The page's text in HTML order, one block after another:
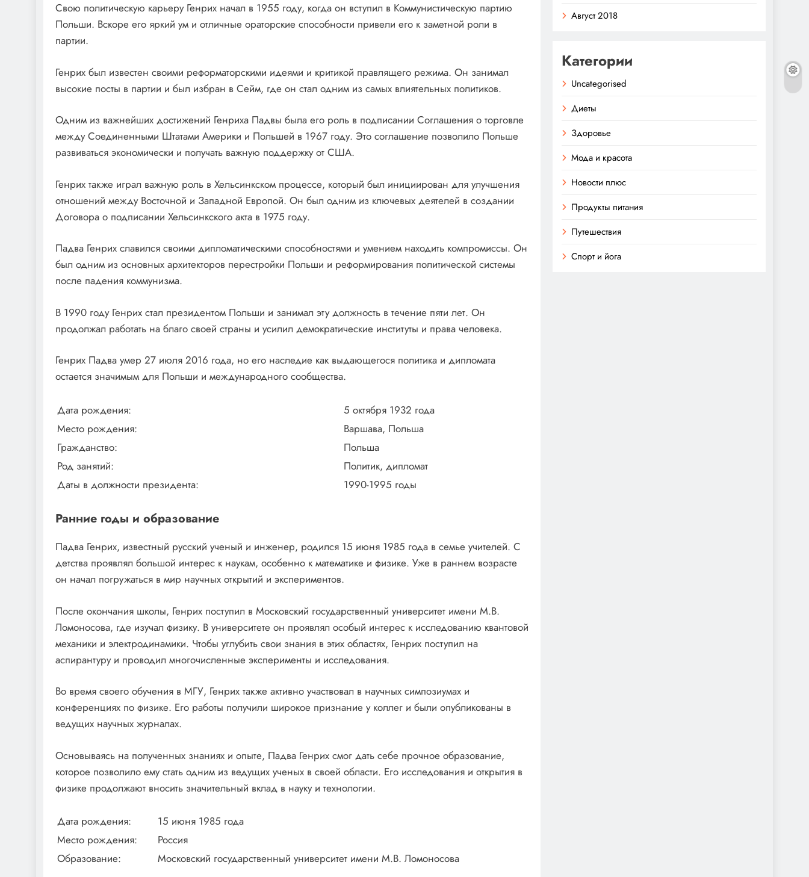
Свою политическую карьеру Генрих начал в 1955 году, когда он вступил в Коммунистическую партию
Польши. Вскоре его яркий ум и отличные ораторские способности привели его к заметной роли в
партии.
Генрих был известен своими реформаторскими идеями и критикой правлящего режима. Он занимал
высокие посты в партии и был избран в Сейм, где он стал одним из самых влиятельных политиков.
Одним из важнейших достижений Генриха Падвы была его роль в подписании Соглашения о торговле
между Соединенными Штатами Америки и Польшей в 1967 году. Это соглашение позволило Польше
развиваться экономически и получать важную поддержку от США.
Генрих также играл важную роль в Хельсинкском процессе, который был инициирован для улучшения
отношений между Восточной и Западной Европой. Он был одним из ключевых деятелей в создании
Договора о подписании Хельсинкского акта в 1975 году.
Падва Генрих славился своими дипломатическими способностями и умением находить компромиссы. Он
был одним из основных архитекторов перестройки Польши и реформирования политической системы
после падения коммунизма.
В 1990 году Генрих стал президентом Польши и занимал эту должность в течение пяти лет. Он
продолжал работать на благо своей страны и усилил демократические институты и права человека.
Генрих Падва умер 27 июля 2016 года, но его наследие как выдающегося политика и дипломата
остается значимым для Польши и международного сообщества.
Дата рождения:
5 октября 1932 года
Место рождения:
Варшава, Польша
Гражданство:
Польша
Род занятий:
Политик, дипломат
Даты в должности президента:
1990-1995 годы
Ранние годы и образование
Падва Генрих, известный русский ученый и инженер, родился 15 июня 1985 года в семье учителей. С
детства проявлял большой интерес к наукам, особенно к математике и физике. Уже в раннем возрасте
он начал погружаться в мир научных открытий и экспериментов.
После окончания школы, Генрих поступил в Московский государственный университет имени М.В.
Ломоносова, где изучал физику. В университете он проявлял особый интерес к исследованию квантовой
механики и электродинамики. Чтобы углубить свои знания в этих областях, Генрих поступил на
аспирантуру и проводил многочисленные эксперименты и исследования.
Во время своего обучения в МГУ, Генрих также активно участвовал в научных симпозиумах и
конференциях по физике. Его работы получили широкое признание у коллег и были опубликованы в
ведущих научных журналах.
Основываясь на полученных знаниях и опыте, Падва Генрих смог дать себе прочное образование,
которое позволило ему стать одним из ведущих ученых в своей области. Его исследования и открытия в
физике продолжают вносить значительный вклад в науку и технологии.
Дата рождения:
15 июня 1985 года
Место рождения:
Россия
Образование:
Московский государственный университет имени М.В. Ломоносова
Август 2018
Категории
Uncategorised
Диеты
Здоровье
Мода и красота
Новости плюс
Продукты питания
Путешествия
Спорт и йога